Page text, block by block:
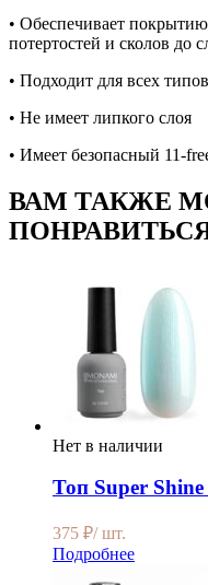
• Обеспечивает
потертостей и сколов до
• Подходит для всех
• Не имеет липкого слоя
• Имеет безопасный 11-
ВАМ ТАКЖЕ
Нет в наличии
Топ Super
375 ₽/ шт.
Подробнее